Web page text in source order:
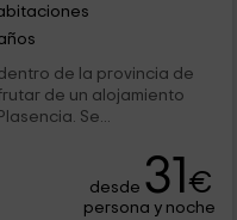
de la provincia de
de un alojamiento
Se...
desde 31€
persona y noche